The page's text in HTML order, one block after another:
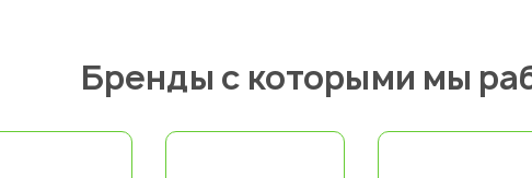
Бренды с которыми мы